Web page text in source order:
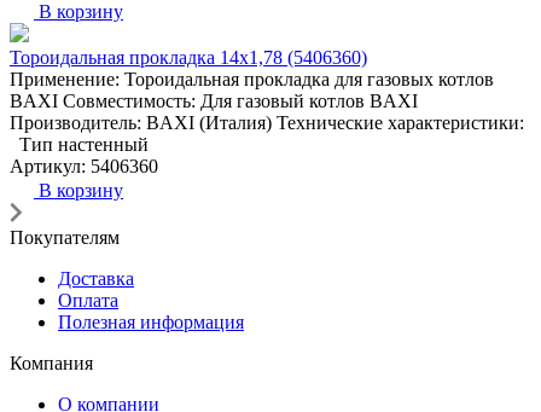
В корзину
Тороидальная прокладка 14х1,78 (5406360)
Применение: Тороидальная прокладка для газовых котлов
BAXI Совместимость: Для газовый котлов BAXI
Производитель: BAXI (Италия) Технические характеристики:
Тип настенный
Артикул: 5406360
В корзину
Покупателям
Доставка
Оплата
Полезная информация
Компания
О компании